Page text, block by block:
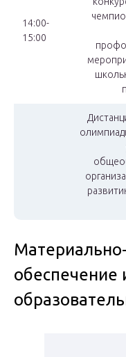
14:00-
15:00
обеспечение